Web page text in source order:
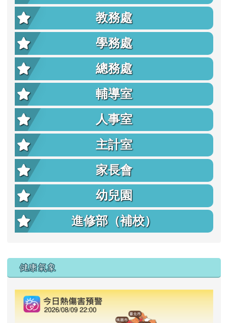
教務處
學務處
總務處
輔導室
人事室
主計室
家長會
幼兒園
進修部（補校）
右邊區域內容
健康氣象